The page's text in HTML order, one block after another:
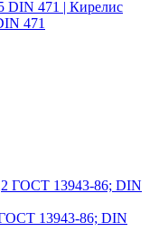
471
13943-86; DIN